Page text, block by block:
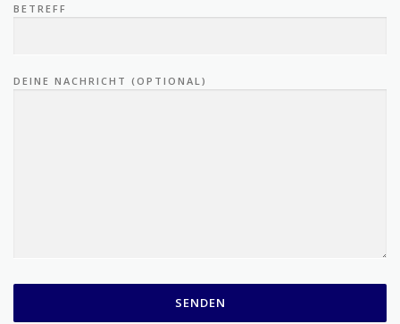
BETREFF
DEINE NACHRICHT (OPTIONAL)